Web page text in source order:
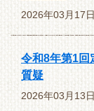
2026年03月17
令和8年第1回
質疑
2026年03月13